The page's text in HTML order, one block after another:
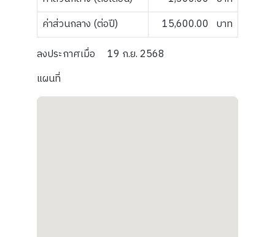
ค่าส่วนกลาง (ต่อปี)
15,600.00 บาท
ลงประกาศเมื่อ
19 ก.ย. 2568
แผนที่